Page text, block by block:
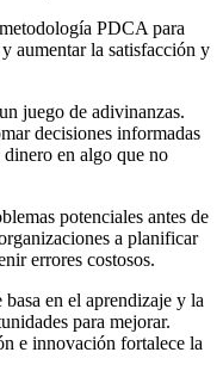
PDCA para
aumentar la satisfacción y
juego de adivinanzas.
decisiones informadas
en algo que no
potenciales antes de
a planificar
errores costosos.
en el aprendizaje y la
para mejorar.
e innovación fortalece la